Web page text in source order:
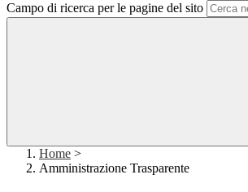
Campo di ricerca per le pagine del sito
Home >
Amministrazione Trasparente